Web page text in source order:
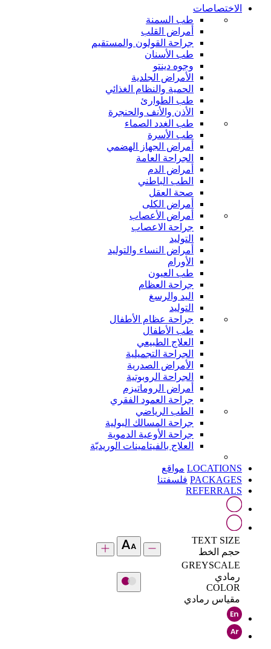
الاختصاصات
طب السمنة
أمراض القلب
جراحة القولون والمستقيم
طب الأسنان
وجوه دينتو
الأمراض الجلدية
الحمية والنظام الغذائي
طب الطوارئ
الأذن والأنف والحنجرة
طب الغدد الصماء
طب الأسرة
أمراض الجهاز الهضمي
الجراحة العامة
أمراض الدم
الطب الباطني
صحة العقل
أمراض الكلى
أمراض الأعصاب
جراحة الاعصاب
التوليد
أمراض النساء والتوليد
الأورام
طب العيون
جراحة العظام
اليد والرسغ
التوليد
جراحة عظام الأطفال
طب الأطفال
العلاج الطبيعي
الجراحة التجميلية
الأمراض الصدرية
الجراحة الروبوتية
أمراض الروماتيزم
جراحة العمود الفقري
الطب الرياضي
جراحة المسالك البولية
جراحة الأوعية الدموية
العلاج بالفيتامينات الوريديّة
LOCATIONS مواقع
PACKAGES فلسفتنا
REFERRALS
TEXT SIZE
حجم الخط
GREYSCALE
رمادي
COLOR
مقياس رمادي